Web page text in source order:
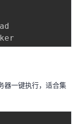
器一键执行，适合集